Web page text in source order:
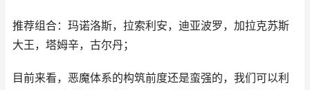
推荐组合：玛诺洛斯，拉索利安，迪亚波罗，加拉克苏斯
大王，塔姆辛，古尔丹；
目前来看，恶魔体系的构筑前度还是蛮强的，我们可以利